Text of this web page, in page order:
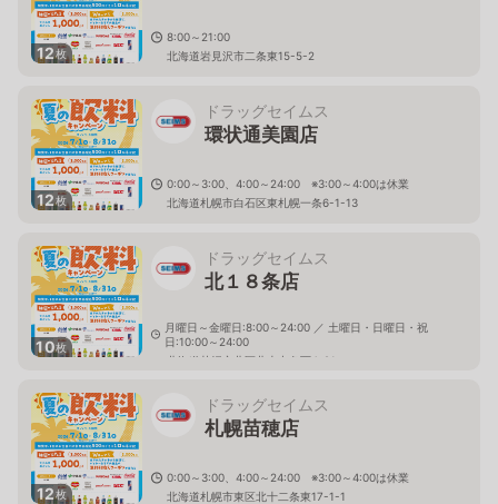
12枚
8:00～21:00
北海道岩見沢市二条東15-5-2
12枚
ドラッグセイムス
環状通美園店
0:00～3:00、4:00～24:00 ※3:00～4:00は休業
北海道札幌市白石区東札幌一条6-1-13
10枚
ドラッグセイムス
北１８条店
月曜日～金曜日:8:00～24:00 ／ 土曜日・日曜日・祝
日:10:00～24:00
北海道札幌市北区北十七条西4-21
12枚
ドラッグセイムス
札幌苗穂店
0:00～3:00、4:00～24:00 ※3:00～4:00は休業
北海道札幌市東区北十二条東17-1-1